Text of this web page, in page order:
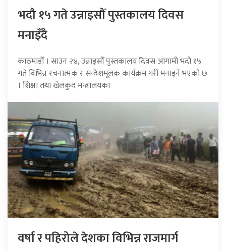
भदौ १५ गते उन्नाइसौँ पुस्तकालय दिवस
मनाइँदै
काठमाडौँ । साउन २४, उन्नाइसौँ पुस्तकालय दिवस आगामी भदौ १५
गते विभिन्न रचनात्मक र सन्देशमूलक कार्यक्रम गरी मनाइने भएको छ
। शिक्षा तथा खेलकुद मन्त्रालयका
वर्षा र पहिरोले देशका विभिन्न राजमार्ग